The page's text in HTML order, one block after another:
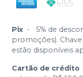
Pix -
5% de
promoções).
estão disponíveis
Cartão de crédito